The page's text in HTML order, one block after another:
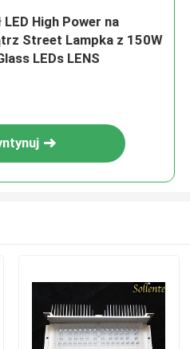
LED High Power na
Street Lampka z 150W
LEDs LENS